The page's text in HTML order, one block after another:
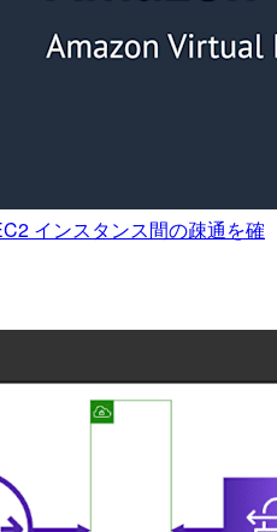
インスタンス間の疎通を確